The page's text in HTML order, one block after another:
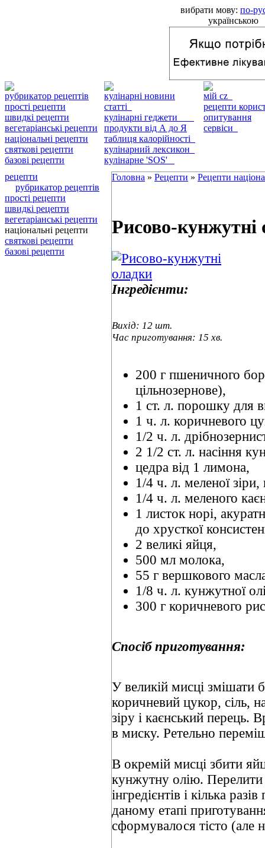
вибрати мову: по-
українською
рубрикатор рецептів
прості рецепти
швидкі рецепти
вегетаріанські рецепти
національні рецепти
святкові рецепти
базові рецепти
кулінарні новини
статті
кулінарні геджети
продукти від А до Я
таблиця калорійності
кулінарний лексикон
кулінарне 'SOS'
мій cz
рецепти
опитування
сервіси
рецепти
рубрикатор рецептів
прості рецепти
швидкі рецепти
вегетаріанські рецепти
національні рецепти
святкові рецепти
базові рецепти
Головна » Рецепти » Рецепти
Рисово-кунжутні
Інгредієнти:
Вихід: 12 шт.
Час приготування: 15 хв.
200 г пшеничного
цільнозернове),
1 ст. л. порошку для
1 ч. л. коричневого
1/2 ч. л.
2 1/2 ст. л. насіння
цедра від 1 лимона,
1/4 ч. л. меленої
1/4 ч. л. меленого
1 листок норі,
до хрусткої
2 великі яйця,
500 мл молока,
55 г вершкового
1/8 ч. л. кунжутної
300 г коричневого
Спосіб приготування:
У великій мисці
коричневий цукор, сіль,
зіру і каєнський перець.
в миску. Ретельно
В окремій мисці збити
кунжутну олію.
інгредієнтів і кілька
даному етапі
сформувалося тісто (але